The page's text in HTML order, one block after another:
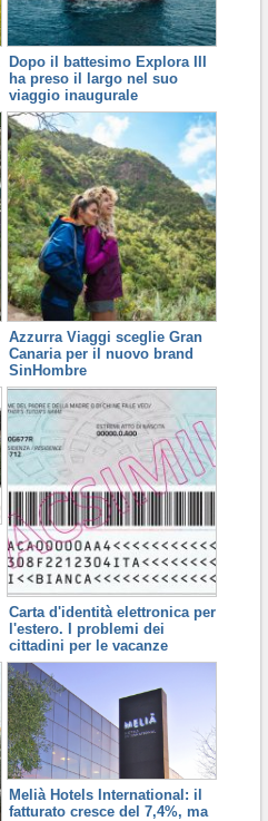
Dopo il battesimo Explora III
ha preso il largo nel suo
viaggio inaugurale
Azzurra Viaggi sceglie Gran
Canaria per il nuovo brand
SinHombre
Carta d'identità elettronica per
l'estero. I problemi dei
cittadini per le vacanze
Melià Hotels International: il
fatturato cresce del 7,4%, ma